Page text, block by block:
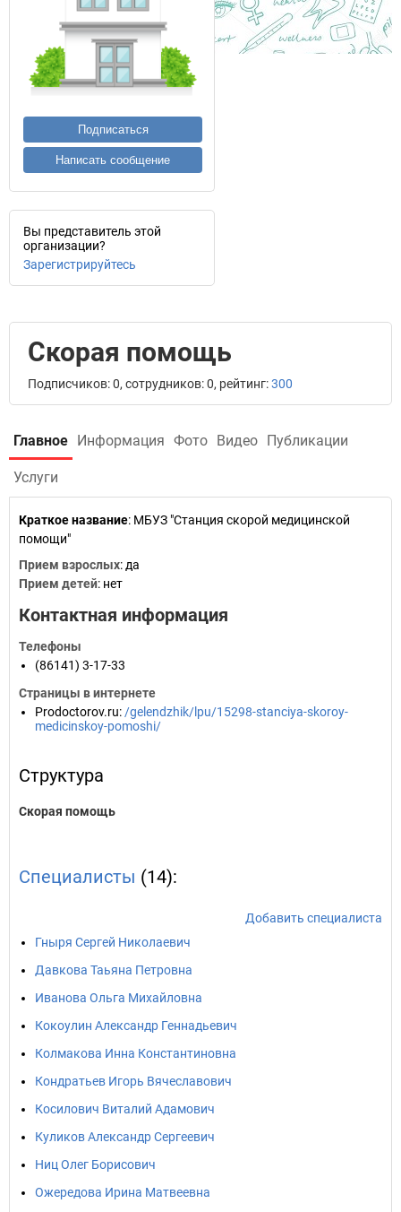
Подписаться
Написать сообщение
Вы представитель этой
организации?
Зарегистрируйтесь
Скорая помощь
Подписчиков: 0, сотрудников: 0, рейтинг:300
Главное Информация Фото Видео Публикации
Услуги
Краткое название: МБУЗ "Станция скорой медицинской
помощи"
Прием взрослых: да
Прием детей: нет
Контактная информация
Телефоны
(86141) 3-17-33
Страницы в интернете
Prodoctorov.ru: /gelendzhik/lpu/15298-stanciya-skoroy-
medicinskoy-pomoshi/
Структура
Скорая помощь
Специалисты (14):
Добавить специалиста
Гныря Сергей Николаевич
Давкова Таьяна Петровна
Иванова Ольга Михайловна
Кокоулин Александр Геннадьевич
Колмакова Инна Константиновна
Кондратьев Игорь Вячеславович
Косилович Виталий Адамович
Куликов Александр Сергеевич
Ниц Олег Борисович
Ожередова Ирина Матвеевна